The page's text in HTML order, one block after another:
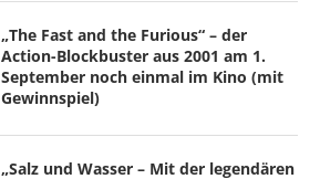
„The Fast and the Furious“ – der
Action-Blockbuster aus 2001 am 1.
September noch einmal im Kino (mit
Gewinnspiel)
„Salz und Wasser – Mit der legendären